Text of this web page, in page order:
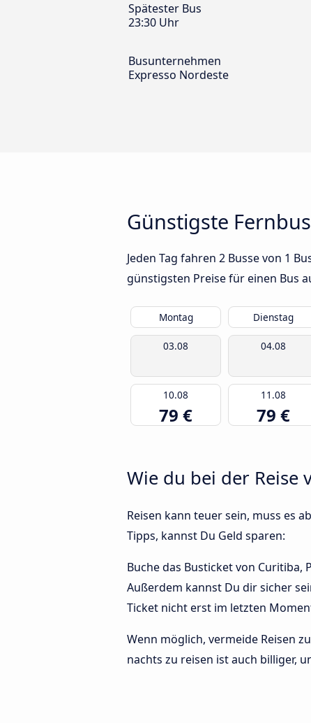
Spätester Bus
23:30 Uhr
Busunternehmen
Expresso Nordeste
Günstigste
Jeden Tag fahren 2 Busse von 1
günstigsten Preise für einen Bus
Montag Dienstag
03.08 04.08
10.08
79 €
11.08
79 €
Wie du bei der Reise
Reisen kann teuer sein, muss es
Tipps, kannst Du Geld sparen:
Buche das Busticket von Curitiba,
Außerdem kannst Du dir sicher
Ticket nicht erst im letzten
Wenn möglich, vermeide Reisen
nachts zu reisen ist auch billiger,